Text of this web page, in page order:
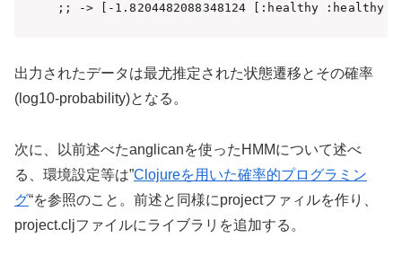
;; -> [-1.8204482088348124 [:healthy :healthy
出力されたデータは最尤推定された状態遷移とその確率
(log10-probability)となる。
次に、以前述べたanglicanを使ったHMMについて述べ
る、環境設定等は”Clojureを用いた確率的プログラミン
グ“を参照のこと。前述と同様にprojectファィルを作り、
project.cljファイルにライブラリを追加する。